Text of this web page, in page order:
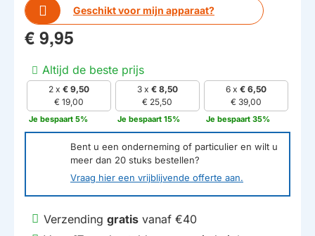
Geschikt voor mijn apparaat?
€ 9,95
Altijd de beste prijs
2 x € 9,50
€ 19,00
Je bespaart 5%
3 x € 8,50
€ 25,50
Je bespaart 15%
6 x € 6,50
€ 39,00
Je bespaart 35%
Bent u een onderneming of particulier en wilt u
meer dan 20 stuks bestellen?
Vraag hier een vrijblijvende offerte aan.
Verzending gratis vanaf €40